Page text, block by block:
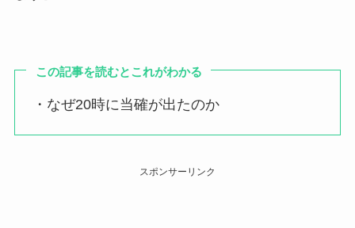
この記事を読むとこれがわかる
・なぜ20時に当確が出たのか
スポンサーリンク